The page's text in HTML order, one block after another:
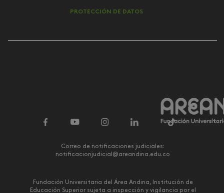
PROTECCIÓN DE DATOS
Correo de notificaciones judiciales:
notificacionjudicial@areandina.edu.co
Fundación Universitaria del Área Andina, Institución de
Educación Superior sujeta a inspección y vigilancia por el